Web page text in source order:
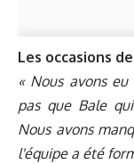
Les occasions
« Nous avons
pas que Bale
Nous avons
l'équipe a été